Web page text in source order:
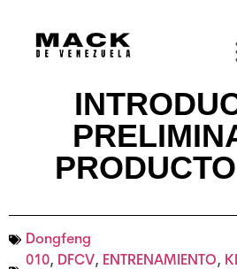
Dongfeng
010, DFCV, ENTRENAMIENTO,